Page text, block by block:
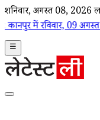
शनिवार, अगस्त 08, 2026
अगस्त को गरज के साथ
☰